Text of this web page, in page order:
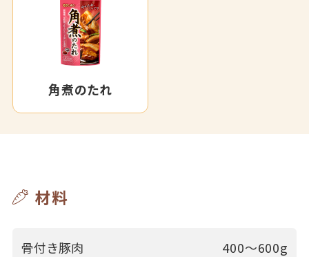
角煮のたれ
材料
骨付き豚肉 400～600g